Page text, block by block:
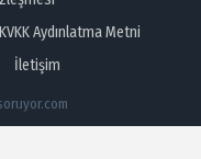
KVKK Aydınlatma Metni
İletişim